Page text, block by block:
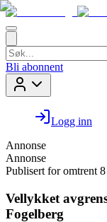
Bli abonnent
Logg inn
Annonse
Annonse
Publisert for omtrent
Vellykket
Fogelberg